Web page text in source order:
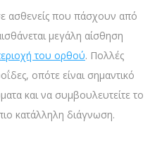
ασθενείς που πάσχουν από
μεγάλη αίσθηση
του ορθού. Πολλές
οπότε είναι σημαντικό
και να συμβουλευτείτε το
κατάλληλη διάγνωση.